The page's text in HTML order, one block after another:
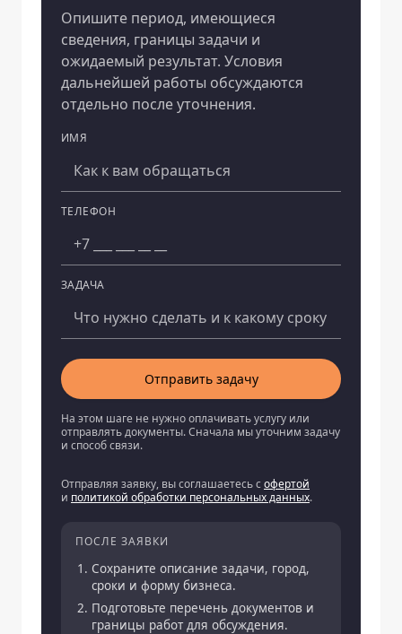
Опишите период, имеющиеся
сведения, границы задачи и
ожидаемый результат. Условия
дальнейшей работы обсуждаются
отдельно после уточнения.
ИМЯ
ТЕЛЕФОН
ЗАДАЧА
Компания
Отправить задачу
На этом шаге не нужно оплачивать услугу или
отправлять документы. Сначала мы уточним задачу
и способ связи.
Отправляя заявку, вы соглашаетесь софертой
и политикой обработки персональных данных.
ПОСЛЕ ЗАЯВКИ
Сохраните описание задачи, город,
сроки и форму бизнеса.
Подготовьте перечень документов и
границы работ для обсуждения.